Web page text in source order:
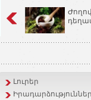
Լուրեր
Իրադարձություններ